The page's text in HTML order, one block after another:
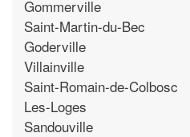
Gommerville
Saint-Martin-du-Bec
Goderville
Villainville
Saint-Romain-de-Colbosc
Les-Loges
Sandouville